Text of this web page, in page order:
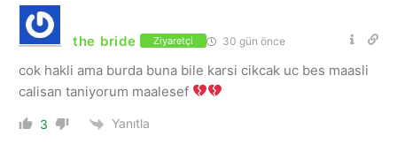
the bride Ziyaretçi 30 gün önce
cok hakli ama burda buna bile karsi cikcak uc bes maasli
calisan taniyorum maalesef
3 Yanıtla